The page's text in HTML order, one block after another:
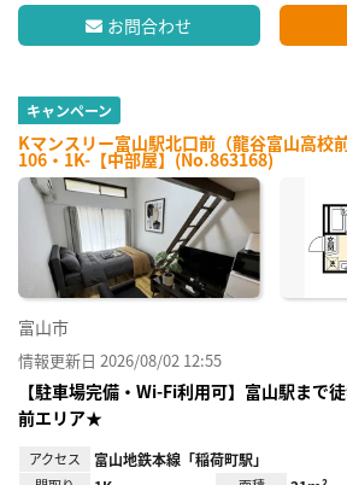
お問合わせ
キャンペーン
Kマンスリー富山駅北口前（龍谷富山高校
106・1K-【中部屋】(No.863168)
富山市
情報更新日 2026/08/02 12:55
【駐車場完備・Wi-Fi利用可】富山駅まで
前エリア★
アクセス 富山地鉄本線「稲荷町駅」